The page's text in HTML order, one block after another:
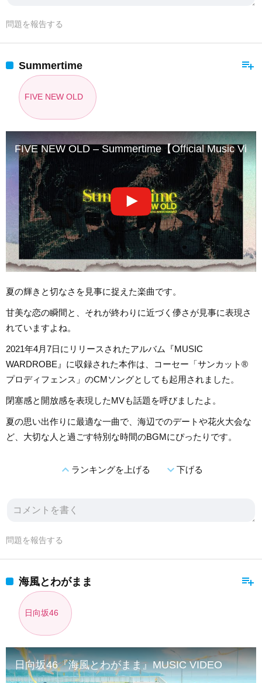
問題を報告する
playlist_add
Summertime
FIVE NEW OLD
FIVE NEW OLD – Summertime【Official Music
夏の輝きと切なさを見事に捉えた楽曲です。
甘美な恋の瞬間と、それが終わりに近づく儚さが見事に表現さ
れていますよね。
2021年4月7日にリリースされたアルバム『MUSIC
WARDROBE』に収録された本作は、コーセー「サンカット®
プロディフェンス」のCMソングとしても起用されました。
閉塞感と開放感を表現したMVも話題を呼びましたよ。
夏の思い出作りに最適な一曲で、海辺でのデートや花火大会な
ど、大切な人と過ごす特別な時間のBGMにぴったりです。
expand_lessランキングを上げる expand_more下げる
問題を報告する
playlist_add
海風とわがまま
日向坂46
日向坂46『海風とわがまま』MUSIC VIDEO